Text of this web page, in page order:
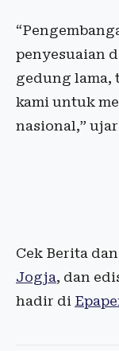
penyesuaian
gedung lama,
kami untuk
nasional,”
Cek Berita
Jogja, dan
hadir di